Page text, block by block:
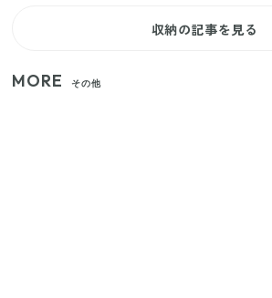
収納の記事を見る
MORE その他